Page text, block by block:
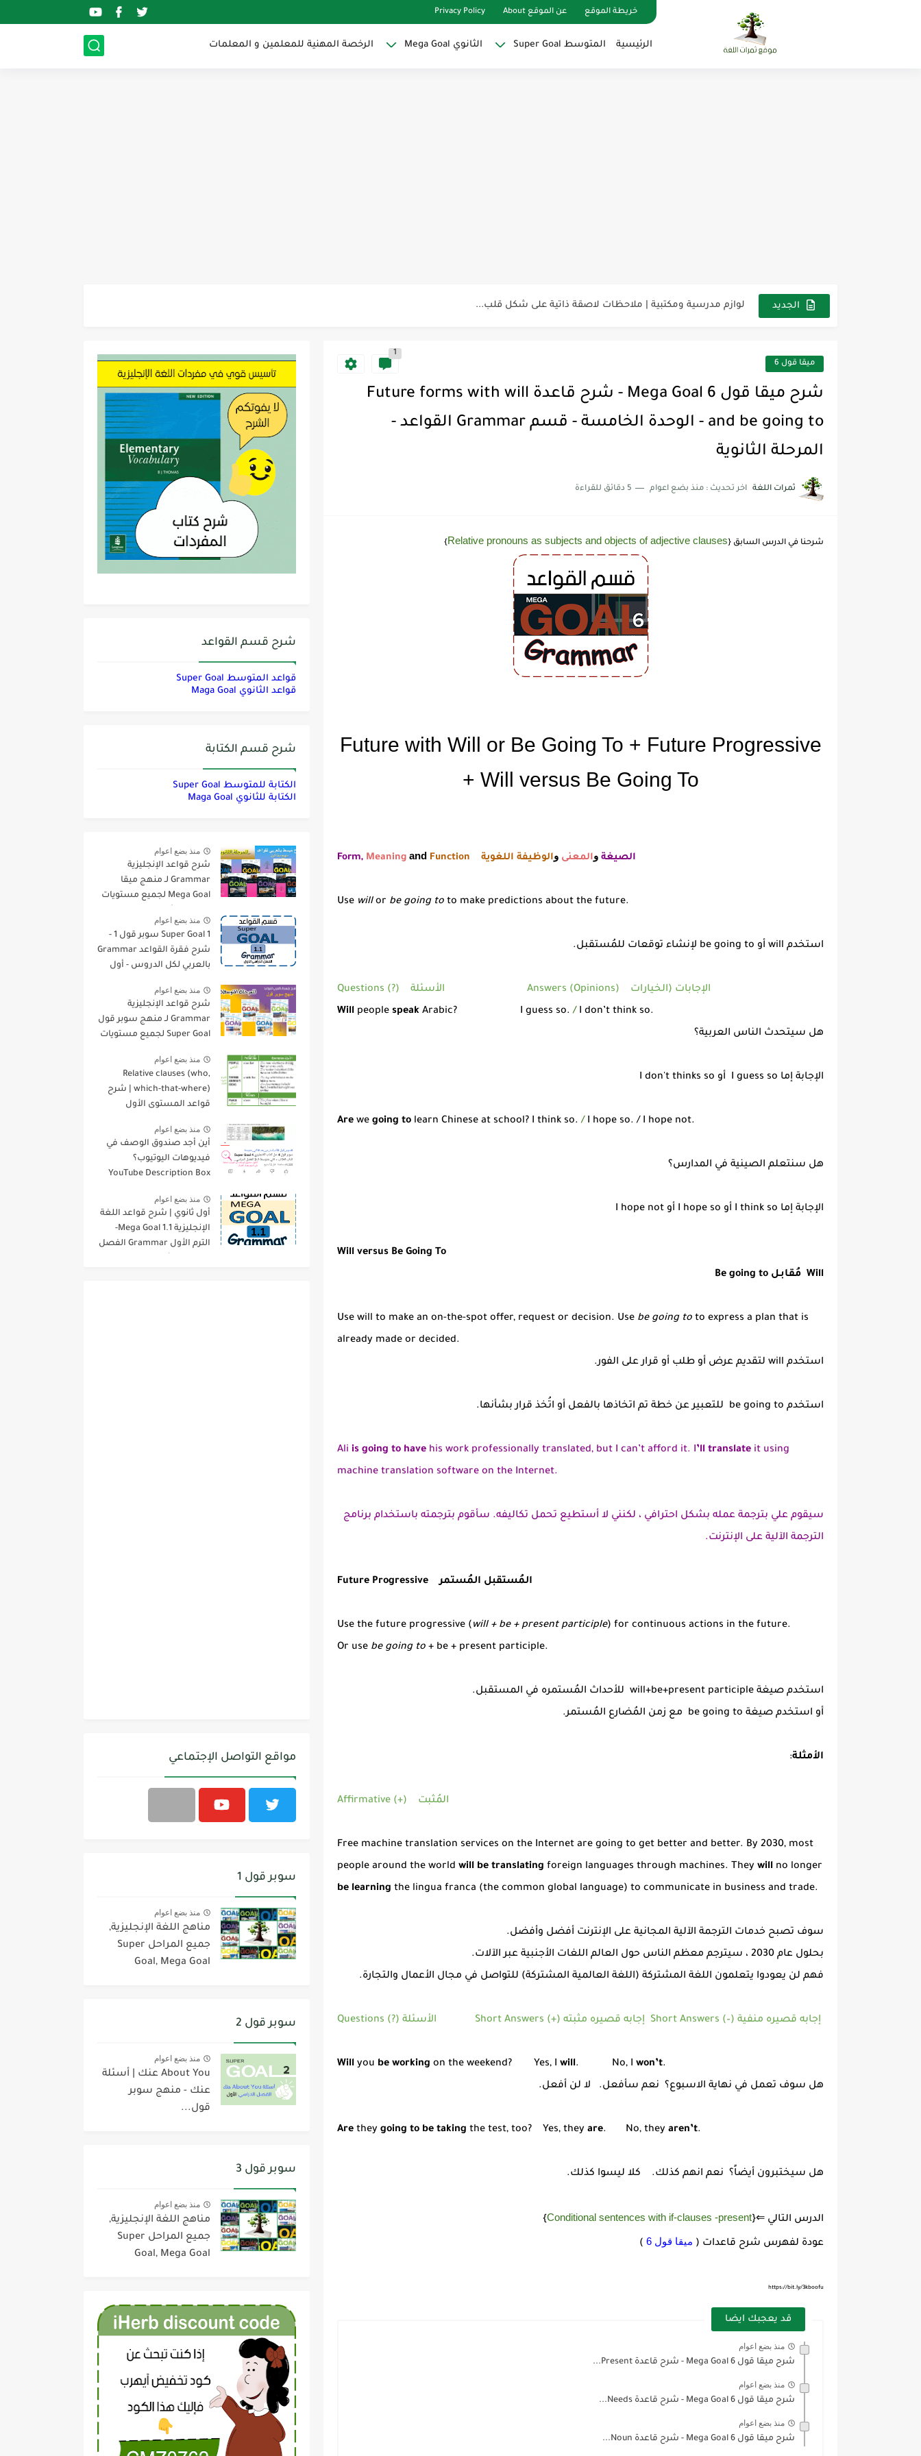
خريطة الموقع عن الموقع About Privacy Policy
الرئيسية المتوسط Super Goal الثانوي Mega Goal الرخصة المهنية للمعلمين و المعلمات
الجديد مجموعة واحدة من 7 قطع من القرطاسية الجميلة
أهمية تعلم قواعد اللغة الإنجليزية | مكونات الجملة في اللغة...
شرح قسم القراءة لكل وحدات الكتاب Super Goal 3 -...
شرح قسم القراءة لكل وحدات الكتاب Super Goal 3 -...
ميقا قول 6
1
شرح ميقا قول 6 Mega Goal - شرح قاعدة Future forms with will
and be going to - الوحدة الخامسة - قسم Grammar القواعد -
المرحلة الثانوية
ثمرات اللغة اخر تحديث : منذ بضع اعوام 5 دقائق للقراءة
شرحنا في الدرس السابق {Relative pronouns as subjects and objects of adjective clauses
}
Future with Will or Be Going To + Future Progressive
+ Will versus Be Going To
Form, Meaning and Function الصيغة والمعنى والوظيفة اللغوية
Use willor be going to to make predictions about the future.
استخدم will أو be going to لإنشاء توقعات للمُستقبل.
Answers (Opinions) الإجابات (الخيارات
Will people speak Arabic? I guess so./ I don’t think so.
هل سيتحدث الناس العربية؟
الإجابة إما I guess so أو I don't thinks so
Are we going to learn Chinese at school? I think so. / I hope so. / I hope not.
هل سنتعلم الصينية في المدارس؟
الإجابة إما I think so أو I hope so أو I hope not
Will versus Be Going To
Will مُقابـل Be going to
Use will to make an on-the-spot offer, request or decision. Use be going to to express a plan that is
already made or decided.
استخدم will لتقديم عرض أو طلب أو قرار على الفور.
استخدم be going to للتعبير عن خطة تم اتخاذها بالفعل أو اتُخذ قرار بشأنها.
Ali is going to have his work professionally translated, but I can’t afford it. I’ll translate it using
machine translation software on the Internet.
سيقوم علي بترجمة عمله بشكل احترافي ، لكنني لا أستطيع تحمل تكاليفه. سأقوم بترجمته باستخدام برنامج
الترجمة الآلية على الإنترنت.
Future Progressive المُستقبل المُستمر
Use the future progressive (will + be + present participle) for continuous actions in the future.
Or use be going to + be + present participle.
استخدم صيغة will+be+present participle للأحداث المُستمره في المستقبل.
أو استخدم صيغة be going to مع زمن المُضارع المُستمر.
الأمثلة:
Affirmative (+) المُثبت
Free machine translation services on the Internet are going to get better and better. By 2030, most
people around the world will be translating foreign languages through machines. They will no longer
be learning the lingua franca (the common global language) to communicate in business and trade.
سوف تصبح خدمات الترجمة الآلية المجانية على الإنترنت أفضل وأفضل.
بحلول عام 2030 ، سيترجم معظم الناس حول العالم اللغات الأجنبية عبر الآلات.
فهم لن يعودوا يتعلمون اللغة المشتركة (اللغة العالمية المشتركة) للتواصل في مجال الأعمال والتجارة.
Short Answers (–) إجابه قصيره منفية
Will you be working on the weekend? Yes, I will. No, I won’t.
هل سوف تعمل في نهاية الاسبوع؟ نعم سأفعل. لا لن أفعل.
Are they going to be taking the test, too? Yes, they are. No, they aren’t.
هل سيختبرون أيضاً؟ نعم انهم كذلك. كلا ليسوا كذلك.
الدرس التالي ⇐{Conditional sentences with if-clauses -present
}
عودة لفهرس شرح قاعدات ( ميقا قول 6 )
https://bit.ly/3kboofu
قد يعجبك ايضا
منذ بضع اعوام
شرح ميقا قول 6 Mega Goal - شرح قاعدة Present...
منذ بضع اعوام
شرح ميقا قول 6 Mega Goal - شرح قاعدة Needs...
منذ بضع اعوام
شرح ميقا قول 6 Mega Goal - شرح قاعدة Noun...
شرح قسم القواعد
قواعد المتوسط Super Goal
قواعد الثانوي Maga Goal
شرح قسم الكتابة
الكتابة للمتوسط Super Goal
الكتابة للثانوي Maga Goal
منذ بضع اعوام
شرح قواعد الإنجليزية
Grammar لـ منهج ميقا
Mega Goal لجميع مستويات
منذ بضع اعوام
Super Goal 1 سوبر قول 1 -
شرح فقرة القواعد Grammar
بالعربي لكل الدروس - أول
الأول
منذ بضع اعوام
شرح قواعد الإنجليزية
Grammar لـ منهج سوبر قول
Super Goal لجميع مستويات
منذ بضع اعوام
Relative clauses (who,
which-that-where) | شرح
قواعد المستوى الأول
منذ بضع اعوام
أين أجد صندوق الوصف في
فيديوهات اليوتيوب؟
YouTube Description Box
منذ بضع اعوام
أول ثانوي | شرح قواعد اللغة
الإنجليزية 1.1 Mega Goal-
الترم الأول Grammar الفصل
مواقع التواصل الإجتماعي
سوبر قول 1
منذ بضع اعوام
مناهج اللغة الإنجليزية,
جميع المراحل Super
Goal, Mega Goal
سوبر قول 2
منذ بضع اعوام
About You عنك | أسئلة
عنك - منهج سوبر
قول...
سوبر قول 3
منذ بضع اعوام
مناهج اللغة الإنجليزية,
جميع المراحل Super
Goal, Mega Goal